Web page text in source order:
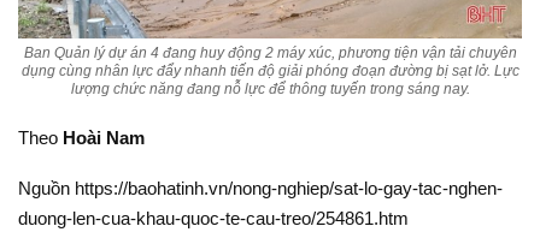
Ban Quản lý dự án 4 đang huy động 2 máy xúc, phương tiện vận tải chuyên
dụng cùng nhân lực đẩy nhanh tiến độ giải phóng đoạn đường bị sạt lở. Lực
lượng chức năng đang nỗ lực để thông tuyến trong sáng nay.
Theo Hoài Nam
Nguồn https://baohatinh.vn/nong-nghiep/sat-lo-gay-tac-nghen-
duong-len-cua-khau-quoc-te-cau-treo/254861.htm